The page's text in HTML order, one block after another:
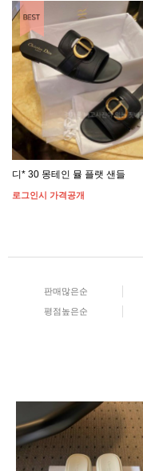
디* 30 몽테인 뮬 플랫 샌들
로그인시 가격공개
BEST ITEM
판매많은순
평점높은순